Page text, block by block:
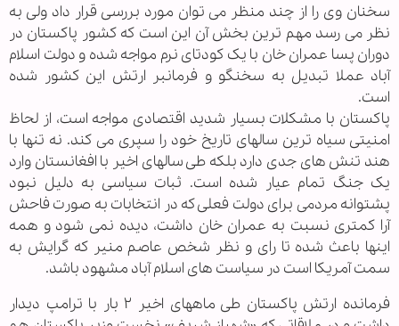
سخنان وی را از چند منظر می توان مورد بررسی قرار داد ولی به
نظر می رسد مهم ترین بخش آن این است که کشور پاکستان در
دوران پسا عمران خان با یک کودتای نرم مواجه شده و دولت اسلام
آباد عملا تبدیل به سخنگو و فرمانبر ارتش این کشور شده
است.
پاکستان با مشکلات بسیار شدید اقتصادی مواجه است، از لحاظ
امنیتی سیاه ترین سالهای تاریخ خود را سپری می کند. نه تنها با
هند تنش های جدی دارد بلکه طی سالهای اخیر با افغانستان وارد
یک جنگ تمام عیار شده است. ثبات سیاسی به دلیل نبود
پشتوانه مردمی برای دولت فعلی که در انتخابات به صورت فاحش
آرا کمتری نسبت به عمران خان داشت، دیده نمی شود و همه
اینها باعث شده تا رای و نظر شخص عاصم منیر که گرایش به
سمت آمریکا است در سیاست های اسلام آباد مشهود باشد.
فرمانده ارتش پاکستان طی ماههای اخیر ۲ بار با ترامپ دیدار